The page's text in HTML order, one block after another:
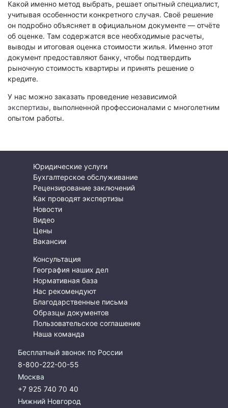
Какой именно метод выбрать, решает опытный специалист,
учитывая особенности конкретного случая. Своё решение
он подробно объясняет в официальном документе — отчёте
об оценке. Там содержатся все необходимые расчеты,
выводы и итоговая оценка стоимости жилья. Именно этот
документ предоставляют банку, чтобы подтвердить
рыночную стоимость квартиры и принять решение о
кредите.
У нас можно заказать проведение независимой
экспертизы, выполненной профессионалами с многолетним
опытом работы.
Юридические услуги
Бухгалтерское обслуживание
Рецензирование заключений
Как проводят экспертизы
Новости
Видео
Цены
Вакансии
Консультация
География наших дел
Нормативная база
Нас рекомендуют
Благодарственные письма
Образцы документов
Пользовательское соглашение
Наша команда
Бесплатный звонок по России
8-800-222-00-55
Москва
+7 925 740 70 40
Нижний Новгород